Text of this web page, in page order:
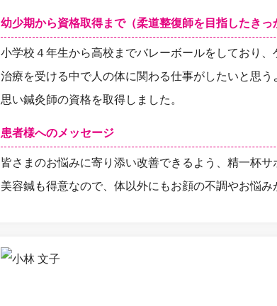
幼少期から資格取得まで（柔道整復師を目指したきっ
小学校４年生から高校までバレーボールをしており、
治療を受ける中で人の体に関わる仕事がしたいと思
思い鍼灸師の資格を取得しました。
患者様へのメッセージ
皆さまのお悩みに寄り添い改善できるよう、精一杯サ
美容鍼も得意なので、体以外にもお顔の不調やお悩み